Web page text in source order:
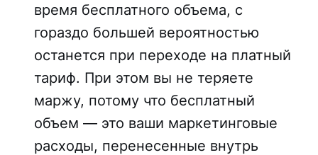
время бесплатного объема, с
гораздо большей вероятностью
останется при переходе на платный
тариф. При этом вы не теряете
маржу, потому что бесплатный
объем — это ваши маркетинговые
расходы, перенесенные внутрь